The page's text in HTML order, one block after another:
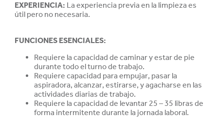
EXPERIENCIA: La experiencia previa en la limpieza es
útil pero no necesaria.
FUNCIONES ESENCIALES:
Requiere la capacidad de caminar y estar de pie
durante todo el turno de trabajo.
Requiere capacidad para empujar, pasar la
aspiradora, alcanzar, estirarse, y agacharse en las
actividades diarias de trabajo.
Requiere la capacidad de levantar 25 – 35 libras de
forma intermitente durante la jornada laboral.